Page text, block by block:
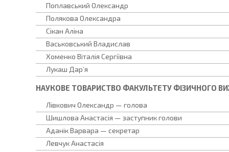
Поплавський Олександр
Полякова Олександра
Сікан Аліна
Васьковський Владислав
Хоменко Віталія Сергіївна
Лукаш Дар’я
НАУКОВЕ ТОВАРИСТВО ФАКУЛЬТЕТУ ФІЗИЧНОГО
Лівкович Олександр — голова
Шишлова Анастасія — заступник голови
Аданік Варвара — секретар
Левчук Анастасія